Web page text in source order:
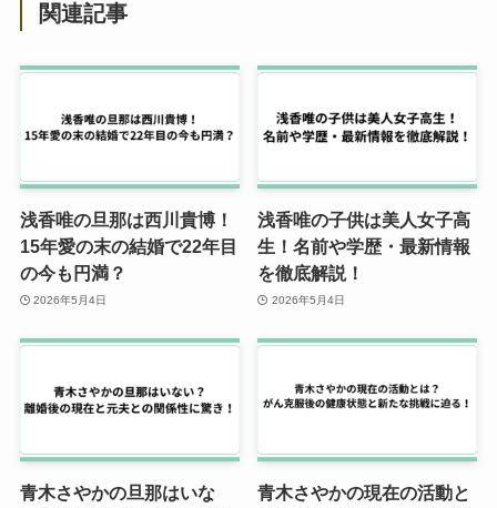
関連記事
浅香唯の旦那は西川貴博！
15年愛の末の結婚で22年目
の今も円満？
2026年5月4日
浅香唯の子供は美人女子高
生！名前や学歴・最新情報
を徹底解説！
2026年5月4日
青木さやかの旦那はいな
青木さやかの現在の活動と